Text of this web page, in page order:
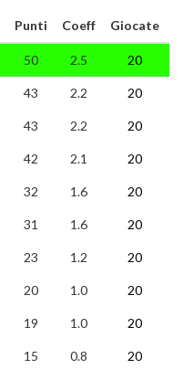
Punti Coeff Giocate
50 2.5 20
43 2.2 20
43 2.2 20
42 2.1 20
32 1.6 20
31 1.6 20
23 1.2 20
20 1.0 20
19 1.0 20
15 0.8 20